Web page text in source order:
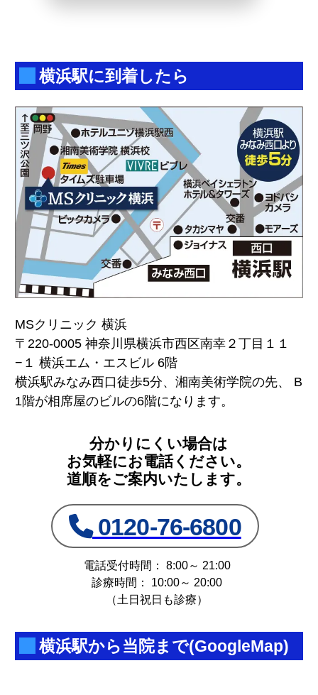
横浜駅に到着したら
MSクリニック 横浜
〒220-0005 神奈川県横浜市西区南幸２丁目１１
−１ 横浜エム・エスビル 6階
横浜駅みなみ西口徒歩5分、湘南美術学院の先、 B
1階が相席屋のビルの6階になります。
分かりにくい場合は
お気軽にお電話ください。
道順をご案内いたします。
0120-76-6800
電話受付時間： 8:00～ 21:00
診療時間： 10:00～ 20:00
（土日祝日も診療）
横浜駅から当院まで(GoogleMap)